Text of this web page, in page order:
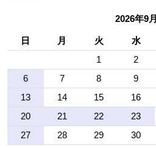
2026年9月
日 月 火 水
1
2
6
7 8 9
13
14 15 16
20
21 22 23
27
28 29 30